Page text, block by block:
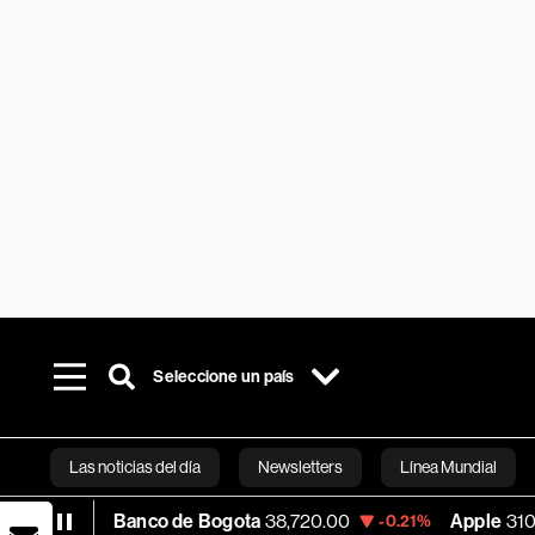
Seleccione un país
Las noticias del día Newsletters Línea Mundial
Bloomberg
Banco de Bogota 38,720.00 -0.21% Apple 310.94